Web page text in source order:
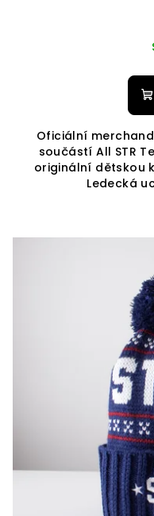
Oficiální
součástí All STR
originální dětskou
Ledecká